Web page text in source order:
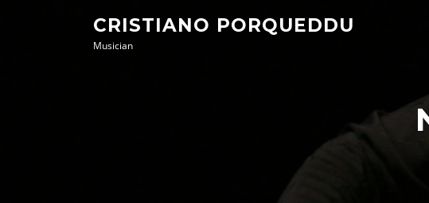
CRISTIANO PORQUEDDU
Musician